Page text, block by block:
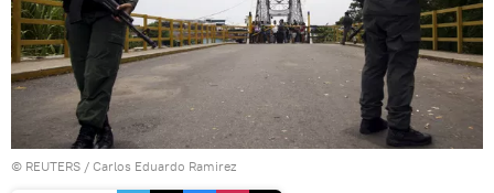
© REUTERS / Carlos Eduardo Ramirez